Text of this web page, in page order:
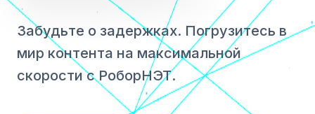
Забудьте о задержках. Погрузитесь в
мир контента на максимальной
скорости с РоборНЭТ.